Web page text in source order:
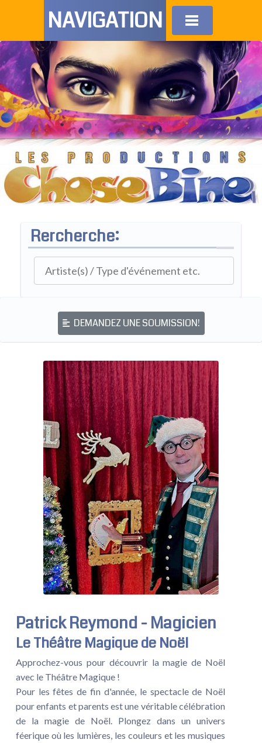
NAVIGATION
Rercherche:
DEMANDEZ UNE SOUMISSION!
Patrick Reymond - Magicien
Le Théâtre Magique de Noël
Approchez-vous pour découvrir la magie de Noël
avec le Théâtre Magique !
Pour les fêtes de fin d'année, le spectacle de Noël
pour enfants et parents est une véritable célébration
de la magie de Noël. Plongez dans un univers
féerique où les lumières, les couleurs et les musiques